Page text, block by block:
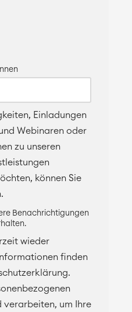
Einladungen
Webinaren oder
zu unseren
können Sie
Benachrichtigungen
wieder
finden
verarbeiten, um Ihre